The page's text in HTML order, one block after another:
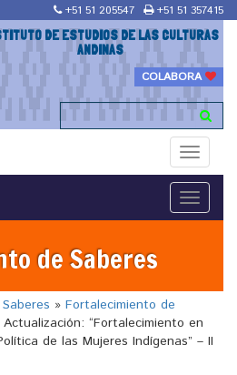
+51 51 205547 +51 51 357415
DE ESTUDIOS DE LAS CULTURAS
ANDINAS
COLABORA
Toggle
Toggle
de Saberes
» Fortalecimiento de
“Fortalecimiento en
de las Mujeres Indígenas” – II